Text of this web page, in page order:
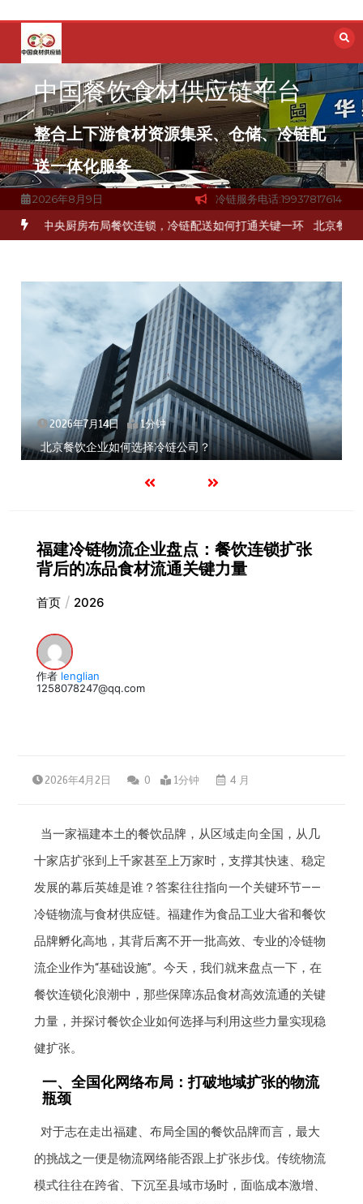
容
中国餐饮食材供应链平台
整合上下游食材资源集采、仓储、冷链配
送一体化服务
2026年8月9日 冷链服务电话:19937817614
品食材流通难题？ 杭州中央厨房布局餐饮连锁，冷链配送如何打通
2026年7月14日 1分钟
北京餐饮企业如何选择冷链公司？
福建冷链物流企业盘点：餐饮连锁扩张
背后的冻品食材流通关键力量
首页 2026
作者 lenglian
1258078247@qq.com
2026年4月2日 0 1分钟 4 月
当一家福建本土的餐饮品牌，从区域走向全国，从几
十家店扩张到上千家甚至上万家时，支撑其快速、稳定
发展的幕后英雄是谁？答案往往指向一个关键环节——
冷链物流与食材供应链。福建作为食品工业大省和餐饮
品牌孵化高地，其背后离不开一批高效、专业的冷链物
流企业作为“基础设施”。今天，我们就来盘点一下，在
餐饮连锁化浪潮中，那些保障冻品食材高效流通的关键
力量，并探讨餐饮企业如何选择与利用这些力量实现稳
健扩张。
一、全国化网络布局：打破地域扩张的物流
瓶颈
对于志在走出福建、布局全国的餐饮品牌而言，最大
的挑战之一便是物流网络能否跟上扩张步伐。传统物流
模式往往在跨省、下沉至县域市场时，面临成本激增、